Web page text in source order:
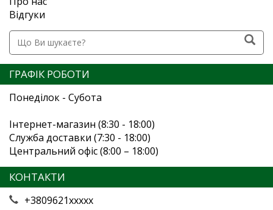
Відгуки
ГРАФІК РОБОТИ
Понеділок - Субота
Інтернет-магазин (8:30 - 18:00)
Служба доставки (7:30 - 18:00)
Центральний офіс (8:00 – 18:00)
КОНТАКТИ
+3809621xxxxx